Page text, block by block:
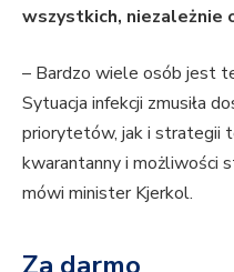
wszystkich, niezależnie
– Bardzo wiele osób jest
Sytuacja infekcji zmusiła
priorytetów, jak i strategii
kwarantanny i możliwości
mówi minister Kjerkol.